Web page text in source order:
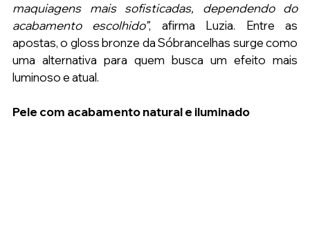
maquiagens mais sofisticadas, dependendo do
acabamento escolhido”, afirma Luzia. Entre as
apostas, o gloss bronze da Sóbrancelhas surge como
uma alternativa para quem busca um efeito mais
luminoso e atual.
Pele com acabamento natural e iluminado